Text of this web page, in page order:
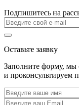
Подпишитесь на
Оставьте заявку
Заполните форму, мы
и проконсультируем